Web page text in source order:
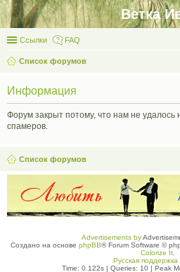
Ветка
Ссылки FAQ
Список форумов
Информация
Форум закрыт потому, что нам не удалось
спамеров.
Список форумов
Advertisements by
Создано на основе phpBB® Forum Software ©
Colorize It.
Русская поддержка
Time: 0.122s| Queries: 10| Peak